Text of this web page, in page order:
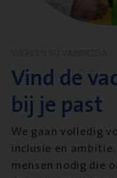
Vind de
bij je past
We gaan volledig
inclusie en
mensen nodig die